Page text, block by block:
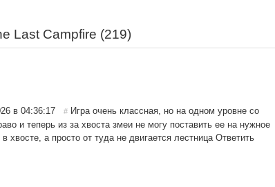
Last Campfire (219)
в 04:36:17 # Игра очень классная, но на одном уровне со
и теперь из за хвоста змеи не могу поставить ее на нужное
хвосте, а просто от туда не двигается лестница Ответить